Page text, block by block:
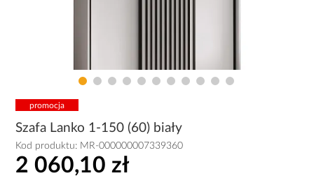
promocja
Szafa Lanko 1-150 (60) biały
Kod produktu: MR-000000007339360
2 060,10 zł